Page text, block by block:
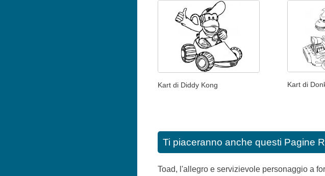
Kart di Diddy Kong Kart di
Ti piaceranno anche questi Pagine
Toad, l'allegro e servizievole personaggio a